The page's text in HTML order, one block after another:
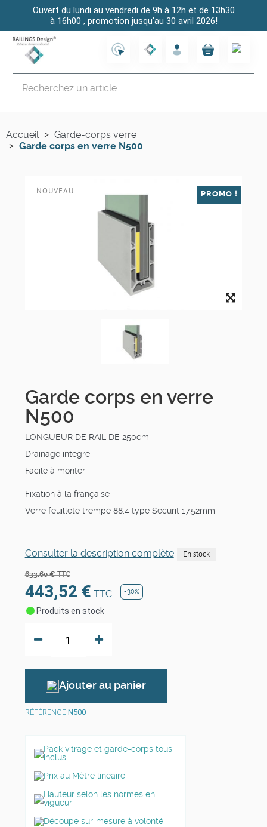
Ouvert du lundi au vendredi de 9h à 12h et de 13h30
à 16h00 , promotion jusqu'au 30 avril 2026!
Accueil
Garde-corps verre
Garde corps en verre N500
NOUVEAU PROMO !
Garde corps en verre
N500
LONGUEUR DE RAIL DE 250cm
Drainage integré
Facile à monter
Fixation à la française
Verre feuilleté trempé 88.4 type Sécurit 17,52mm
Consulter la description complète En stock
633,60 €TTC
443,52 € TTC -30%
Produits en stock
Ajouter au panier
RÉFÉRENCE N500
Pack vitrage et garde-corps tous
inclus
Prix au Mètre linéaire
Hauteur selon les normes en
vigueur
Découpe sur-mesure à volonté